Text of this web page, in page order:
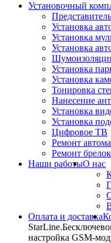
Установочный
Установка
Установка
Установка
Установка
Установка
Тонировка
Нанесение
Установка
Установка
Цифровое ТВ
Ремонт
Ремонт
Наши работыО нас
Оплата и доставка
настройка GSM-